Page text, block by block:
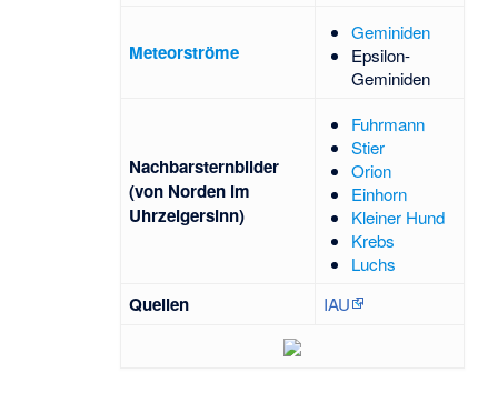
Meteorströme
Geminiden
Epsilon-
Geminiden
Nachbarsternbilder
(von Norden im
Uhrzeigersinn)
Fuhrmann
Stier
Orion
Einhorn
Kleiner Hund
Krebs
Luchs
Quellen IAU